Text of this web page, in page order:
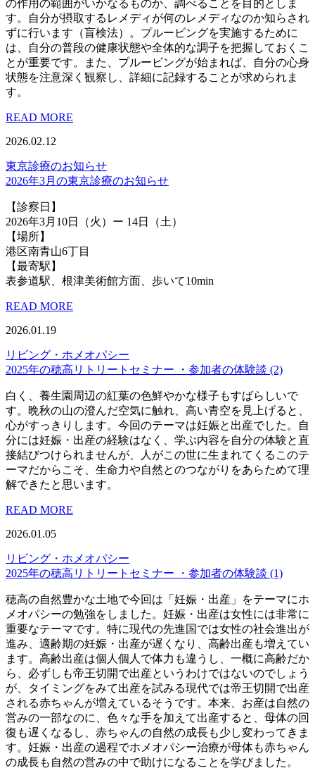
の作用の範囲がいかなるものか、調べることを目的としま
す。自分が摂取するレメディが何のレメディなのか知らされ
ずに行います（盲検法）。プルービングを実施するために
は、自分の普段の健康状態や全体的な調子を把握しておくこ
とが重要です。また、プルービングが始まれば、自分の心身
状態を注意深く観察し、詳細に記録することが求められま
す。
READ MORE
2026.02.12
東京診療のお知らせ
2026年3月の東京診療のお知らせ
【診察日】
2026年3月10日（火）ー 14日（土）
【場所】
港区南青山6丁目
【最寄駅】
表参道駅、根津美術館方面、歩いて10min
READ MORE
2026.01.19
リビング・ホメオパシー
2025年の穂高リトリートセミナー ・参加者の体験談 (2)
白く、養生園周辺の紅葉の色鮮やかな様子もすばらしいで
す。晩秋の山の澄んだ空気に触れ、高い青空を見上げると、
心がすっきりします。今回のテーマは妊娠と出産でした。自
分には妊娠・出産の経験はなく、学ぶ内容を自分の体験と直
接結びつけられませんが、人がこの世に生まれてくるこのテ
ーマだからこそ、生命力や自然とのつながりをあらためて理
解できたと思います。
READ MORE
2026.01.05
リビング・ホメオパシー
2025年の穂高リトリートセミナー ・参加者の体験談 (1)
穂高の自然豊かな土地で今回は「妊娠・出産」をテーマにホ
メオパシーの勉強をしました。妊娠・出産は女性には非常に
重要なテーマです。特に現代の先進国では女性の社会進出が
進み、適齢期の妊娠・出産が遅くなり、高齢出産も増えてい
ます。高齢出産は個人個人で体力も違うし、一概に高齢だか
ら、必ずしも帝王切開で出産というわけではないのでしょう
が、タイミングをみて出産を試みる現代では帝王切開で出産
される赤ちゃんが増えているそうです。本来、お産は自然の
営みの一部なのに、色々な手を加えて出産すると、母体の回
復も遅くなるし、赤ちゃんの自然の成長も少し変わってきま
す。妊娠・出産の過程でホメオパシー治療が母体も赤ちゃん
の成長も自然の営みの中で助けになることを学びました。